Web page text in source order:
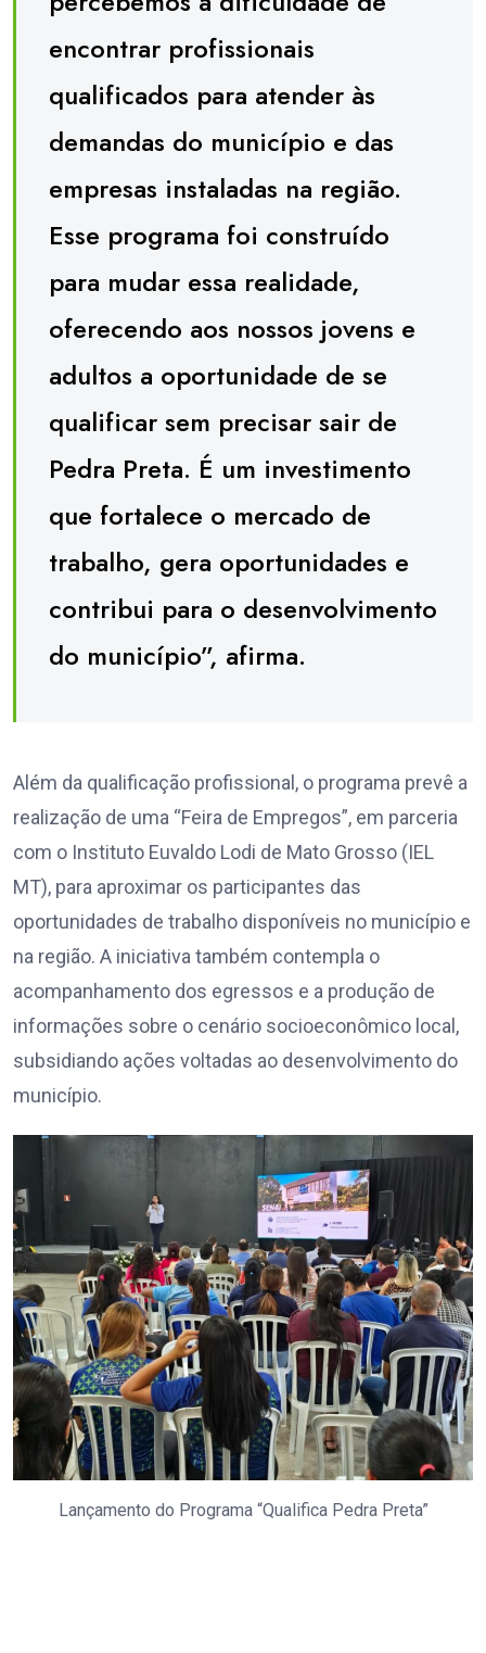
encontrar profissionais
qualificados para atender às
demandas do município e das
empresas instaladas na região.
Esse programa foi construído
para mudar essa realidade,
oferecendo aos nossos jovens e
adultos a oportunidade de se
qualificar sem precisar sair de
Pedra Preta. É um investimento
que fortalece o mercado de
trabalho, gera oportunidades e
contribui para o desenvolvimento
do município”, afirma.
Além da qualificação profissional, o programa prevê a
realização de uma “Feira de Empregos”, em parceria
com o Instituto Euvaldo Lodi de Mato Grosso (IEL
MT), para aproximar os participantes das
oportunidades de trabalho disponíveis no município e
na região. A iniciativa também contempla o
acompanhamento dos egressos e a produção de
informações sobre o cenário socioeconômico local,
subsidiando ações voltadas ao desenvolvimento do
município.
Lançamento do Programa “Qualifica Pedra Preta”